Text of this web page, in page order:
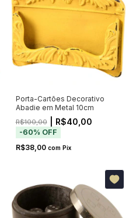
Porta-Cartões Decorativo
Abadie em Metal 10cm
R$100,00| R$40,00
-60% OFF
R$38,00 com Pix